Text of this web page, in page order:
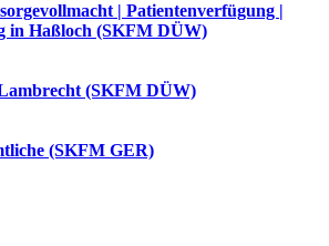
| Patientenverfügung |
in Haßloch (SKFM DÜW)
(SKFM DÜW)
(SKFM GER)